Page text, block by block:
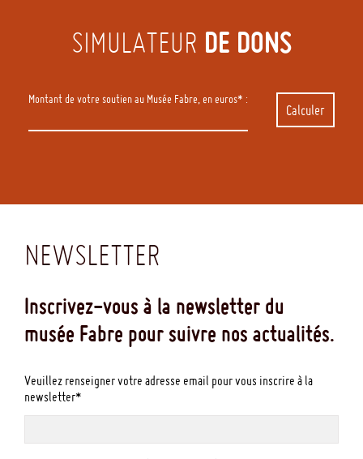
SIMULATEUR DE DONS
Montant de votre soutien au Musée Fabre, en euros* :
Calculer
NEWSLETTER
Inscrivez-vous à la newsletter du
musée Fabre pour suivre nos actualités.
Veuillez renseigner votre adresse email pour vous inscrire à la
newsletter*